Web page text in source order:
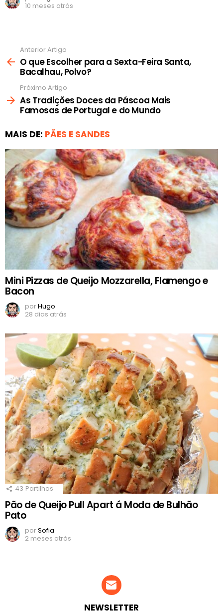
10 meses atrás
mais
Anterior Artigo
O que Escolher para a Sexta-Feira Santa,
Bacalhau, Polvo?
Próximo Artigo
As Tradições Doces da Páscoa Mais
Famosas de Portugal e do Mundo
MAIS DE: PÃES E SANDES
Mini Pizzas de Queijo Mozzarella, Flamengo e
Bacon
porHugo
28 dias atrás
43 Partilhas
Pão de Queijo Pull Apart á Moda de Bulhão
Pato
porSofia
2 meses atrás
NEWSLETTER